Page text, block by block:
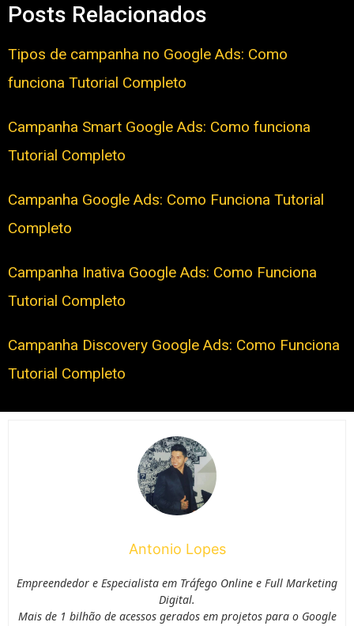
Posts Relacionados
Tipos de campanha no Google Ads: Como
funciona Tutorial Completo
Campanha Smart Google Ads: Como funciona
Tutorial Completo
Campanha Google Ads: Como Funciona Tutorial
Completo
Campanha Inativa Google Ads: Como Funciona
Tutorial Completo
Campanha Discovery Google Ads: Como Funciona
Tutorial Completo
Antonio Lopes
Empreendedor e Especialista em Tráfego Online e Full Marketing
Digital.
Mais de 1 bilhão de acessos gerados em projetos para o Google